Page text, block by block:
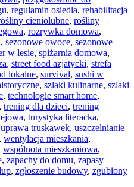
, regulamin osiedla, rehabilitacja
cieniolubne, rośliny
, rozrywka domowa,
, sezonowe owoce, sezonowe
w lesie, spiżarnia domowa,
, street food azjatycki, strefa
lokalne, survival, sushi w
, szlaki kulinarne, szlaki
, technologie smart home,
, trening dla dzieci, trening
, turystyka literacka,
uprawa truskawek, uszczelnianie
, wentylacja mieszkania,
wspólnota mieszkaniowa,
, zapachy do domu, zapasy
, zgłoszenie budowy, zgubiony